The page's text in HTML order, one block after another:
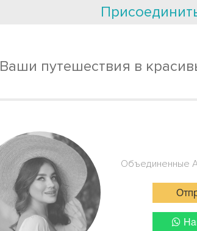
Ваши путешествия в
Объединенные